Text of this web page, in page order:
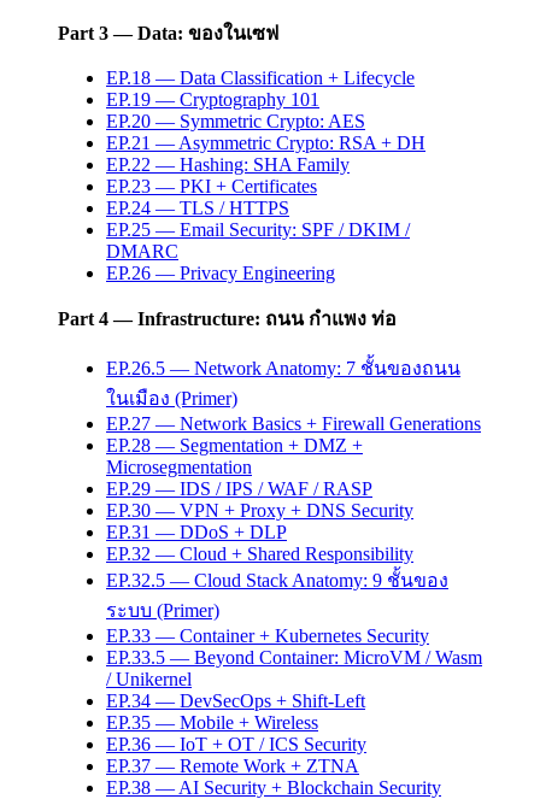
Part 3 — Data: ของในเซฟ
EP.18 — Data Classification + Lifecycle
EP.19 — Cryptography 101
EP.20 — Symmetric Crypto: AES
EP.21 — Asymmetric Crypto: RSA + DH
EP.22 — Hashing: SHA Family
EP.23 — PKI + Certificates
EP.24 — TLS / HTTPS
EP.25 — Email Security: SPF / DKIM /
DMARC
EP.26 — Privacy Engineering
Part 4 — Infrastructure: ถนน กำแพง ท่อ
EP.26.5 — Network Anatomy: 7 ชั้นของถนน
ในเมือง (Primer)
EP.27 — Network Basics + Firewall Generations
EP.28 — Segmentation + DMZ +
Microsegmentation
EP.29 — IDS / IPS / WAF / RASP
EP.30 — VPN + Proxy + DNS Security
EP.31 — DDoS + DLP
EP.32 — Cloud + Shared Responsibility
EP.32.5 — Cloud Stack Anatomy: 9 ชั้นของ
ระบบ (Primer)
EP.33 — Container + Kubernetes Security
EP.33.5 — Beyond Container: MicroVM / Wasm
/ Unikernel
EP.34 — DevSecOps + Shift-Left
EP.35 — Mobile + Wireless
EP.36 — IoT + OT / ICS Security
EP.37 — Remote Work + ZTNA
EP.38 — AI Security + Blockchain Security